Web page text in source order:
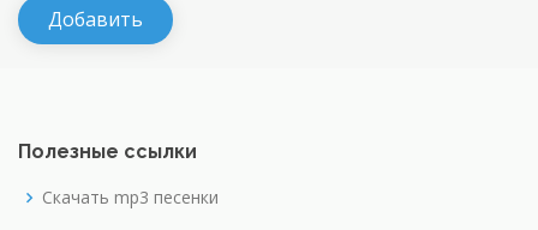
Полезные ссылки
Скачать mp3 песенки